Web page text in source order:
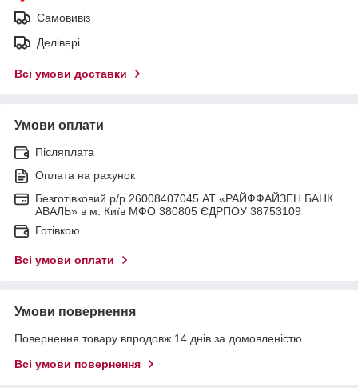
Самовивіз
Делівері
Всі умови доставки
Умови оплати
Післяплата
Оплата на рахунок
Безготівковий р/р 26008407045 АТ «РАЙФФАЙЗЕН БАНК
АВАЛЬ» в м. Київ МФО 380805 ЄДРПОУ 38753109
Готівкою
Всі умови оплати
Умови повернення
Повернення товару впродовж 14 днів за домовленістю
Всі умови повернення